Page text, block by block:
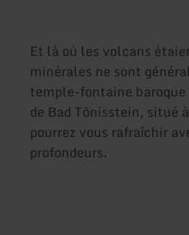
Et là où les volcans
minérales ne sont
temple-fontaine baroque
de Bad Tönisstein, situé
pourrez vous rafraîchir
profondeurs.